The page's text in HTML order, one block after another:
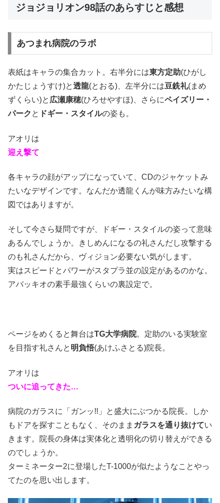
ジョジョリオン98話のあらすじと感想
あつまれ病院のラボ
表紙はキャラの集合カット。右半分には東方定助(ひがし
かたじょうすけ)と透龍(とおる)、左半分には豆銑礼(まめ
ずくらい)と 広瀬康穂(ひろせやすほ)、さらにペイズリー・
パーク と ドギー・スタイルの姿も。
アオリは
迎え撃て
各キャラの顔がアップになっていて、CDのジャケットみ
たいなデザインです。なんだか透龍くんが味方みたいな構
図ではありますが。
そして今さら疑問ですが、ドギー・スタイルの姿って意味
あるんでしょうか。きしめんになるの礼さんだし攻撃する
のも礼さんだから、ヴィジョン必要ない気がします。
実はスピードとパワーがスタプラ並の設定があるのかな。
アバッキオの素手最強くらいの裏設定で。
ページをめくると舞台はTG大学病院。定助のいる実験室
を目指す礼さんと 明負悟(あけふさとる)院長。
アオリは
ついに追ってきた…
病院のガラスに「ガンッ!!」と盛大にぶつかる院長。しか
もドアを探すこともなく、そのまま ガラスを通り抜けてい
きます。院長の身体は実体化と透明化の切り替えができる
のでしょうか。
ターミネーター2に登場したT-1000が似たようなことやっ
てたのを思い出します。